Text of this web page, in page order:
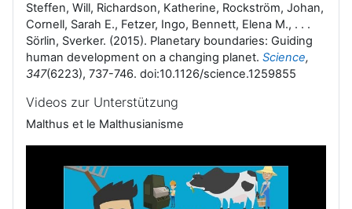
Steffen, Will, Richardson, Katherine, Rockström, Johan,
Cornell, Sarah E., Fetzer, Ingo, Bennett, Elena M., . . .
Sörlin, Sverker. (2015). Planetary boundaries: Guiding
human development on a changing planet. Science,
347(6223), 737-746. doi:10.1126/science.1259855
Videos zur Unterstützung
Malthus et le Malthusianisme